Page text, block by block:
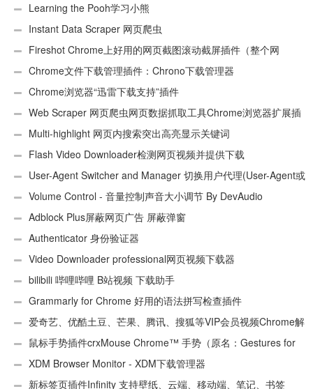
Learning the Pooh学习小熊
Instant Data Scraper 网页爬虫
Fireshot Chrome上好用的网页截图滚动截屏插件（整个网
页）Chrome文件下载管理插件：Chrono下载管理器
Chrome浏览器“迅雷下载支持”插件
Web Scraper 网页爬虫网页数据抓取工具Chrome浏览器扩展插
件 Multi-highlight 网页内搜索突出高亮显示关键词
Flash Video Downloader检测网页视频并提供下载
User-Agent Switcher and Manager 切换用户代理(User-Agent或
UA)Volume Control - 音量控制声音大小调节 By DevAudio
Adblock Plus屏蔽网页广告 屏蔽弹窗
Authenticator 身份验证器
Video Downloader professional网页视频下载器
bilibili 哔哩哔哩 B站视频 下载助手
Grammarly for Chrome 好用的语法拼写检查插件
爱奇艺、优酷土豆、芒果、腾讯、搜狐等VIP会员视频Chrome解
析工具鼠标手势插件crxMouse Chrome™ 手势（原名：Gestures for
Chrome(TM)汉化版）
XDM Browser Monitor - XDM下载管理器
新标签页插件Infinity 支持壁纸、云端、移动端、笔记、书签